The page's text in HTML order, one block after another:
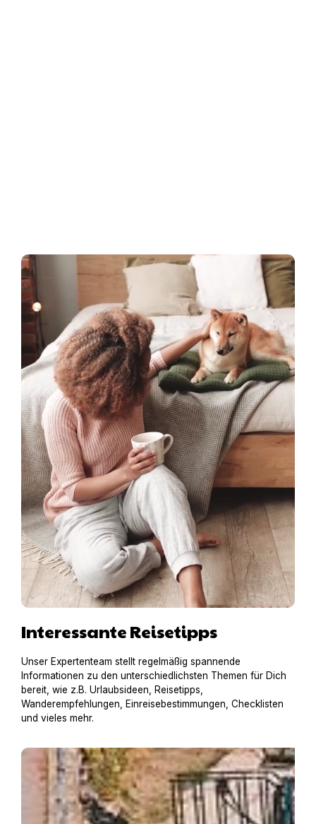
Interessante Reisetipps
Unser Expertenteam stellt regelmäßig spannende
Informationen zu den unterschiedlichsten Themen für Dich
bereit, wie z.B. Urlaubsideen, Reisetipps,
Wanderempfehlungen, Einreisebestimmungen, Checklisten
und vieles mehr.
Hausboot mit Hund